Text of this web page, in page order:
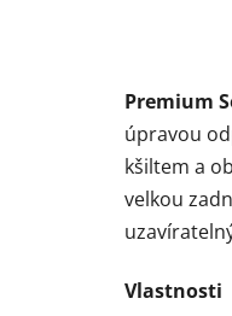
Premium
úpravou
kšiltem a
velkou
Vlastnosti